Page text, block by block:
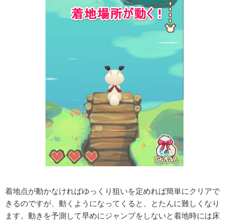
着地点が動かなければゆっくり狙いを定めれば簡単にクリアで
きるのですが、動くようになってくると、とたんに難しくなり
ます。動きを予測して早めにジャンプをしないと着地時には床